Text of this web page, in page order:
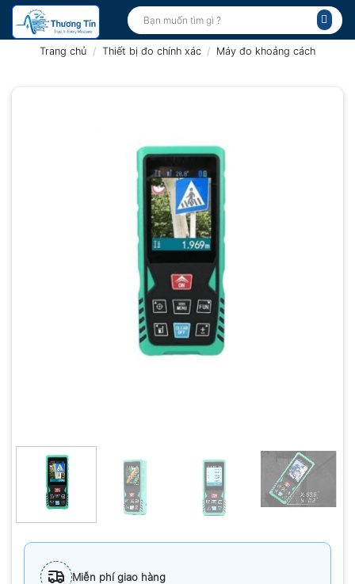
Bỏ
qua
Tìm
kiếm:
Trang chủ / Thiết bị đo chính xác / Máy đo khoảng cách
Miễn phí giao hàng